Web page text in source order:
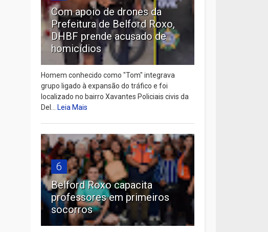
Com apoio de drones da
Prefeitura de Belford Roxo,
DHBF prende acusado de
homicídios
Homem conhecido como "Tom" integrava
grupo ligado à expansão do tráfico e foi
localizado no bairro Xavantes Policiais civis da
Del...Leia Mais
6
Belford Roxo capacita
professores em primeiros
socorros